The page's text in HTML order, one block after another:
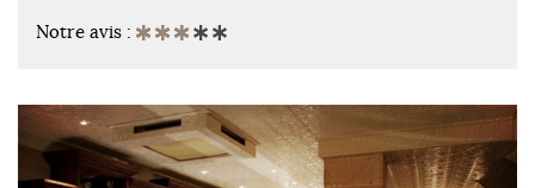
Notre avis :